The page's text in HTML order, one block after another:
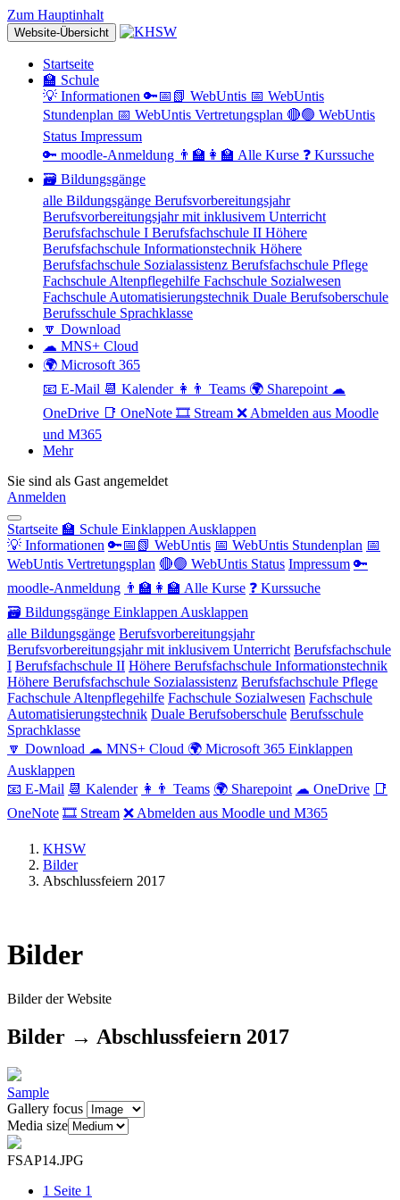
Zum Hauptinhalt
Website-Übersicht
Startseite
🏫 Schule
💡 Informationen 🔑📅📗 WebUntis 📅 WebUntis
Stundenplan 📅 WebUntis Vertretungsplan 🔴🟢 WebUntis
Status Impressum
🔑 moodle-Anmeldung 👨‍🏫👩‍🏫 Alle Kurse ❓ Kurssuche
🗃 Bildungsgänge
alle Bildungsgänge Berufsvorbereitungsjahr
Berufsvorbereitungsjahr mit inklusivem Unterricht
Berufsfachschule I Berufsfachschule II Höhere
Berufsfachschule Informationstechnik Höhere
Berufsfachschule Sozialassistenz Berufsfachschule Pflege
Fachschule Altenpflegehilfe Fachschule Sozialwesen
Fachschule Automatisierungstechnik Duale Berufsoberschule
Berufsschule Sprachklasse
🔽 Download
☁ MNS+ Cloud
🌍 Microsoft 365
📧 E-Mail 📆 Kalender 👩👨 Teams 🌍 Sharepoint ☁
OneDrive 📑 OneNote 🎞 Stream ❌ Abmelden aus Moodle
und M365
Mehr
Sie sind als Gast angemeldet
Anmelden
Startseite 🏫 Schule Einklappen Ausklappen
💡 Informationen 🔑📅📗 WebUntis 📅 WebUntis Stundenplan 📅
WebUntis Vertretungsplan 🔴🟢 WebUntis Status Impressum 🔑
moodle-Anmeldung 👨‍🏫👩‍🏫 Alle Kurse ❓ Kurssuche
🗃 Bildungsgänge Einklappen Ausklappen
alle Bildungsgänge Berufsvorbereitungsjahr
Berufsvorbereitungsjahr mit inklusivem Unterricht Berufsfachschule
I Berufsfachschule II Höhere Berufsfachschule Informationstechnik
Höhere Berufsfachschule Sozialassistenz Berufsfachschule Pflege
Fachschule Altenpflegehilfe Fachschule Sozialwesen Fachschule
Automatisierungstechnik Duale Berufsoberschule Berufsschule
Sprachklasse
🔽 Download ☁ MNS+ Cloud 🌍 Microsoft 365 Einklappen
Ausklappen
📧 E-Mail 📆 Kalender 👩👨 Teams 🌍 Sharepoint ☁ OneDrive 📑
OneNote 🎞 Stream ❌ Abmelden aus Moodle und M365
KHSW
Bilder
Abschlussfeiern 2017
Bilder
Bilder der Website
Bilder → Abschlussfeiern 2017
Sample
Gallery focus
Media size
FSAP14.JPG
1 Seite 1